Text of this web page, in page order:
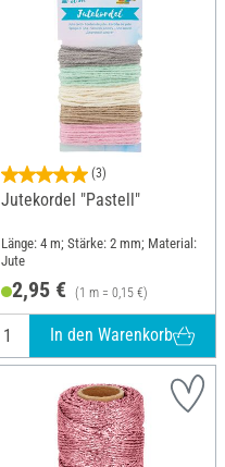
(3)
Jutekordel "Pastell"
Länge: 4 m; Stärke: 2 mm; Material:
Jute
2,95 € (1 m = 0,15 €)
In den Warenkorb